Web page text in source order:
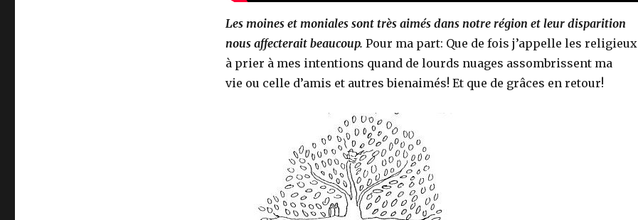
Les moines et moniales sont très aimés dans notre région et leur disparition
nous affecterait beaucoup. Pour ma part: Que de fois j’appelle les religieux
à prier à mes intentions quand de lourds nuages assombrissent ma
vie ou celle d’amis et autres bienaimés! Et que de grâces en retour!